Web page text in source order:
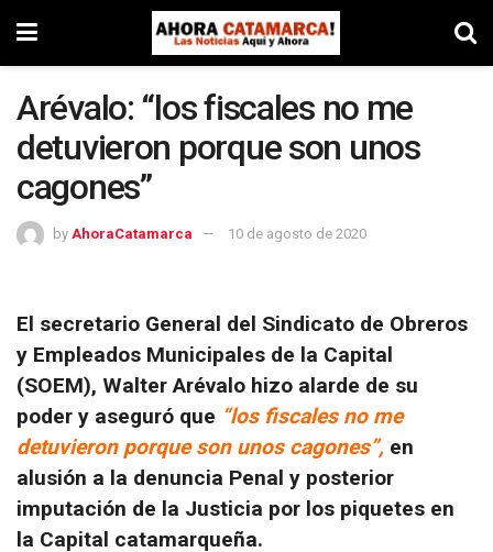
Arévalo: “los fiscales no me
detuvieron porque son unos
cagones”
by AhoraCatamarca 10 de agosto de 2020
El secretario General del Sindicato de Obreros
y Empleados Municipales de la Capital
(SOEM), Walter Arévalo hizo alarde de su
poder y aseguró que “los fiscales no me
detuvieron porque son unos cagones”, en
alusión a la denuncia Penal y posterior
imputación de la Justicia por los piquetes en
la Capital catamarqueña.